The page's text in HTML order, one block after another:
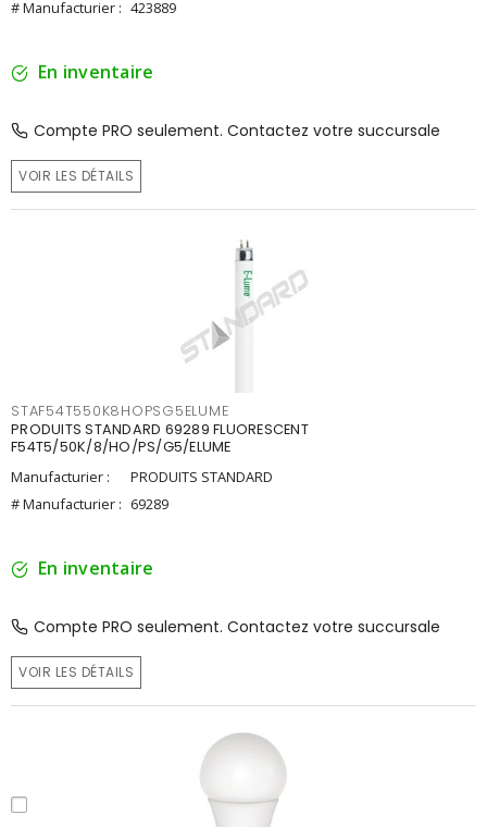
# Manufacturier : 423889
En inventaire
Compte PRO seulement. Contactez votre succursale
VOIR LES DÉTAILS
STAF54T550K8HOPSG5ELUME
PRODUITS STANDARD 69289 FLUORESCENT
F54T5/50K/8/HO/PS/G5/ELUME
Manufacturier :
PRODUITS STANDARD
# Manufacturier : 69289
En inventaire
Compte PRO seulement. Contactez votre succursale
VOIR LES DÉTAILS